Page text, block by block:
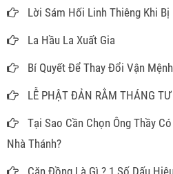
Lời Sám Hối Linh Thiêng Khi Bị
La Hầu La Xuất Gia
Bí Quyết Để Thay Đổi Vận Mệnh
LỄ PHẬT ĐẢN RẰM THÁNG TƯ
Tại Sao Cần Chọn Ông Thầy
Nhà Thánh?
Căn Đồng Là Gì ? 1 Số Dấu